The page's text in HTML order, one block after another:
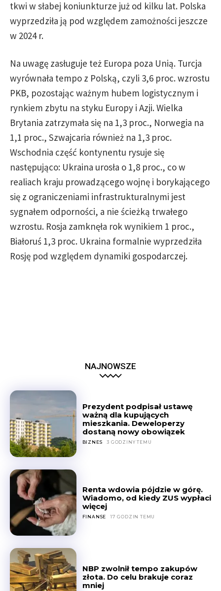
tkwi w słabej koniunkturze już od kilku lat. Polska
wyprzedziła ją pod względem zamożności jeszcze
w 2024 r.
Na uwagę zasługuje też Europa poza Unią. Turcja
wyrównała tempo z Polską, czyli 3,6 proc. wzrostu
PKB, pozostając ważnym hubem logistycznym i
rynkiem zbytu na styku Europy i Azji. Wielka
Brytania zatrzymała się na 1,3 proc., Norwegia na
1,1 proc., Szwajcaria również na 1,3 proc.
Wschodnia część kontynentu rysuje się
następująco: Ukraina urosła o 1,8 proc., co w
realiach kraju prowadzącego wojnę i borykającego
się z ograniczeniami infrastrukturalnymi jest
sygnałem odporności, a nie ścieżką trwałego
wzrostu. Rosja zamknęła rok wynikiem 1 proc.,
Białoruś 1,3 proc. Ukraina formalnie wyprzedziła
Rosję pod względem dynamiki gospodarczej.
NAJNOWSZE
Prezydent podpisał ustawę
ważną dla kupujących
mieszkania. Deweloperzy
dostaną nowy obowiązek
BIZNES 3 GODZINY TEMU
Renta wdowia pójdzie w górę.
Wiadomo, od kiedy ZUS wypłaci
więcej
FINANSE 17 GODZIN TEMU
NBP zwolnił tempo zakupów
złota. Do celu brakuje coraz
mniej